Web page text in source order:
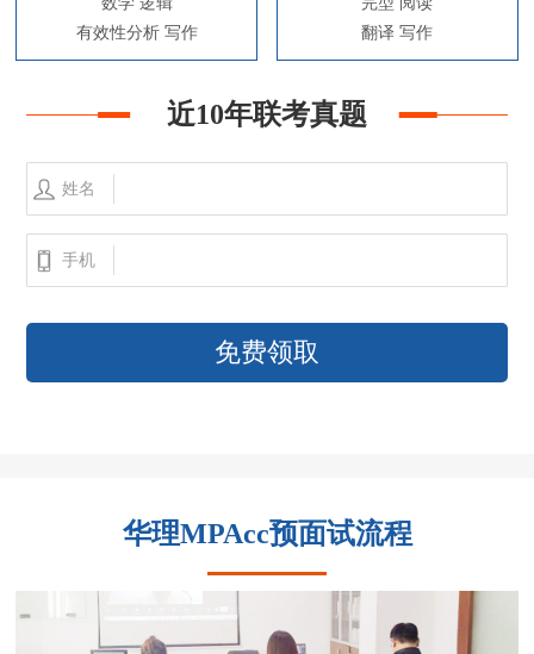
有效性分析 写作
翻译 写作
近10年联考真题
姓名
手机
免费领取
华理MPAcc预面试流程